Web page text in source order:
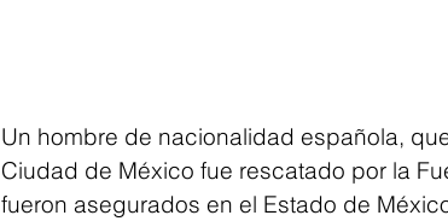
Un hombre de nacionalidad española,
Ciudad de México fue rescatado por la
fueron asegurados en el Estado de